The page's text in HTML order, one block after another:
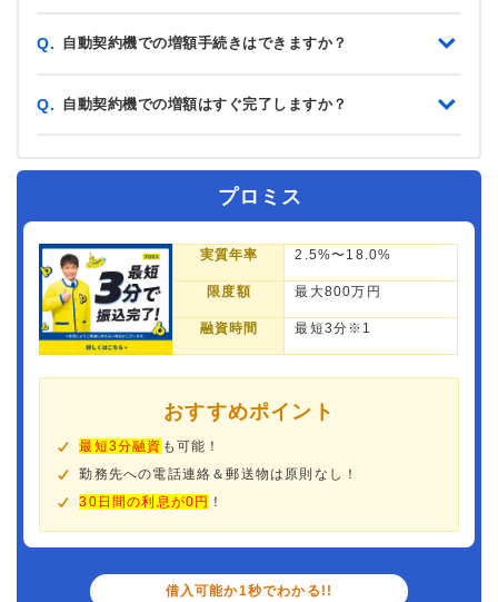
Q. 自動契約機での増額手続きはできますか？
Q. 自動契約機での増額はすぐ完了しますか？
プロミス
実質年率 2.5%〜18.0%
限度額 最大800万円
融資時間 最短3分※1
おすすめポイント
最短3分融資 も可能！
勤務先への電話連絡＆郵送物は原則なし！
30日間の利息が0円 ！
借入可能か1秒でわかる!!